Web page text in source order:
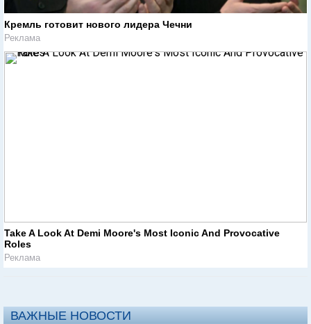
Кремль готовит нового лидера Чечни
Реклама
Take A Look At Demi Moore's Most Iconic And Provocative
Roles
Реклама
ВАЖНЫЕ НОВОСТИ